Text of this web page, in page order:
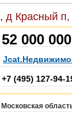
Красный п,
52 000 000
+7 (495) 127-94-
Московская